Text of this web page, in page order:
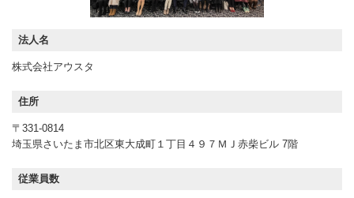
法人名
株式会社アウスタ
住所
〒331-0814
埼玉県さいたま市北区東大成町１丁目４９７ＭＪ赤柴ビル 7階
従業員数